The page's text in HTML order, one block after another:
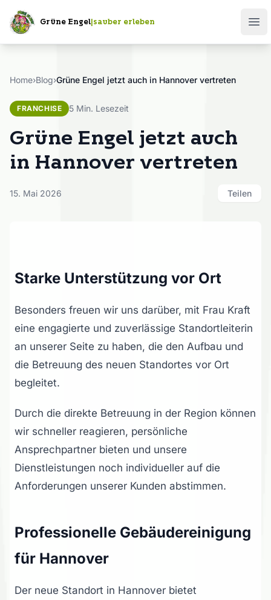
Grüne Engel sauber erleben
Home›Blog›Grüne Engel jetzt auch in Hannover vertreten
FRANCHISE 5 Min. Lesezeit
Grüne Engel jetzt auch
in Hannover vertreten
15. Mai 2026 Teilen
Starke Unterstützung vor Ort
Besonders freuen wir uns darüber, mit Frau Kraft
eine engagierte und zuverlässige Standortleiterin
an unserer Seite zu haben, die den Aufbau und
die Betreuung des neuen Standortes vor Ort
begleitet.
Durch die direkte Betreuung in der Region können
wir schneller reagieren, persönliche
Ansprechpartner bieten und unsere
Dienstleistungen noch individueller auf die
Anforderungen unserer Kunden abstimmen.
Professionelle Gebäudereinigung
für Hannover
Der neue Standort in Hannover bietet